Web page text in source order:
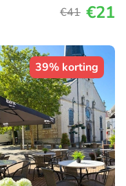
€41 €21
39% korting